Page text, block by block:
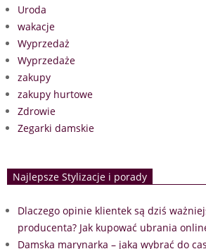
Uroda
wakacje
Wyprzedaż
Wyprzedaże
zakupy
zakupy hurtowe
Zdrowie
Zegarki damskie
Najlepsze Stylizacje i porady
Dlaczego opinie klientek są dziś
producenta? Jak kupować ubrania
Damska marynarka – jaką wybrać do